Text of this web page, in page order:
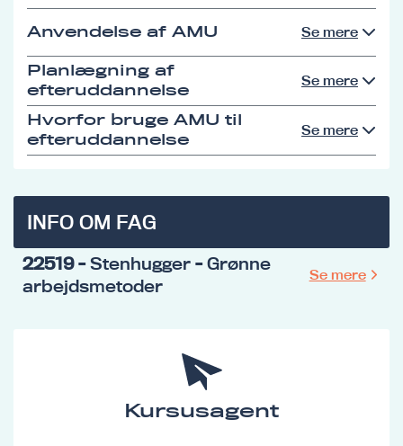
Anvendelse af AMU Se mere
Planlægning af
efteruddannelse
Se mere
Hvorfor bruge AMU til
efteruddannelse
Se mere
INFO OM FAG
22519- Stenhugger - Grønne
arbejdsmetoder
Se mere
Kursusagent